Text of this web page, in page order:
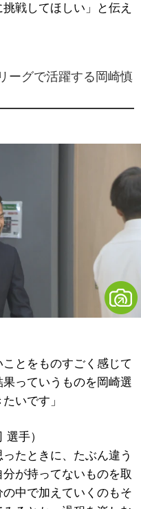
戦してほしい」と伝え
ーグで活躍する岡崎慎
ことをものすごく感じて
っていうものを岡崎選
いです」
手）
たときに、たぶん違う
が持ってないものを取
中で加えていくのもそ